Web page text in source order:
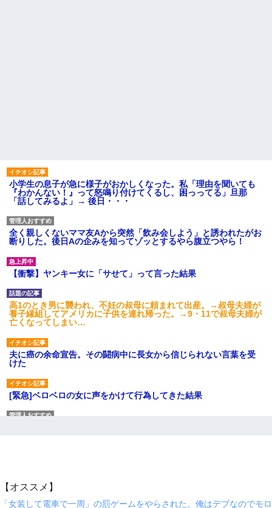
小学生の息子が急に様子がおかしくなった。私「理由を聞いても
『わかんない！』って怒鳴り付けてくるし、困っってる」旦那
「話してみるよ」→ 後日・・・
全く親しくないママ友Aから突然「飲み会しよう」と誘われたがお
断りした。後日Aの企みを知ってゾッとするやら腹立つやら！
【衝撃】ヤンキー女に「サせて」って言った結果
高1のとき男に襲われ、不妊の叔母に頼まれて出産。→叔母夫婦が
養子縁組してアメリカに子供を連れ帰った。→9・11で叔母夫婦が
亡くなってしまい…
夫に癌の余命宣告。その闘病中に長女から信じられない言葉を受
けた
[緊急]ベロベロの女に声をかけて行為してきた結果
おう』友人達を家に連れ帰ってホームパーティー→俺『皆に祝え
てもらえて良かったな！』→
【オススメ】
「女装して電車で一周」の罰ゲームをやらされた。俺はデブなのでモロ